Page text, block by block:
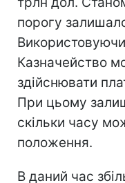
порогу
Казначейство
здійснювати
При цьому
скільки часу
положення.
В даний час